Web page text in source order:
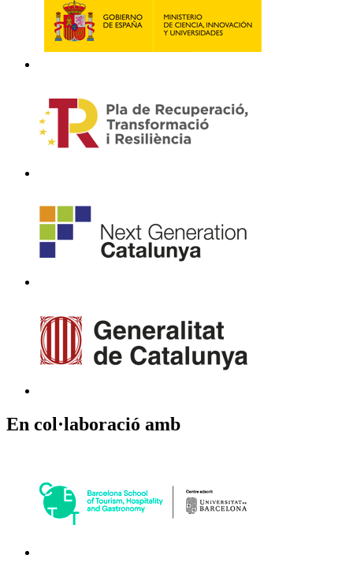
En col·laboració amb